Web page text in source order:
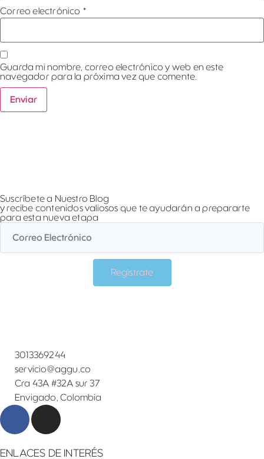
Correo electrónico *
Guarda mi nombre, correo electrónico y web en este
navegador para la próxima vez que comente.
Suscríbete a Nuestro Blog
y recibe contenidos valiosos que te ayudarán a prepararte
para esta nueva etapa
Regístrate
3013369244
servicio@aggu.co
Cra 43A #32A sur 37
Envigado, Colombia
ENLACES DE INTERÉS